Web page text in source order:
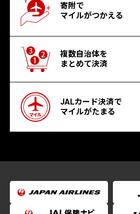
寄附で
マイルがつかえる
複数自治体を
まとめて決済
JALカード決済で
マイルがたまる